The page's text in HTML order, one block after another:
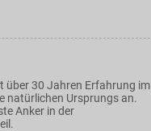
über 30 Jahren Erfahrung im
natürlichen Ursprungs an.
Anker in der